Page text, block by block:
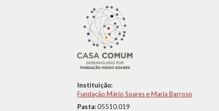
Instituição:
Fundação Mário Soares e Maria Barroso
Pasta:05510.019